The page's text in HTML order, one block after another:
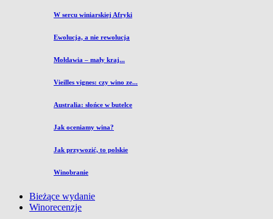
W sercu winiarskiej Afryki
Ewolucja, a nie rewolucja
Mołdawia – mały kraj...
Vieilles vignes: czy wino ze...
Australia: słońce w butelce
Jak oceniamy wina?
Jak przywozić, to polskie
Winobranie
Bieżące wydanie
Winorecenzje